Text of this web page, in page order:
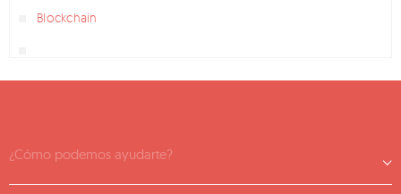
Blockchain
¿Cómo podemos ayudarte?